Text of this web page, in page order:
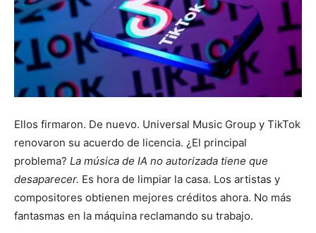
Ellos firmaron. De nuevo. Universal Music Group y TikTok
renovaron su acuerdo de licencia. ¿El principal
problema? La música de IA no autorizada tiene que
desaparecer. Es hora de limpiar la casa. Los artistas y
compositores obtienen mejores créditos ahora. No más
fantasmas en la máquina reclamando su trabajo.